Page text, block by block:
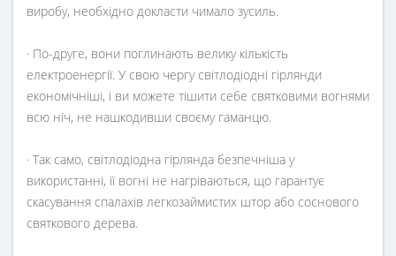
виробу, необхідно докласти чимало зусиль.
· По-друге, вони поглинають велику кількість
електроенергії. У свою чергу світлодіодні гірлянди
економічніші, і ви можете тішити себе святковими вогнями
всю ніч, не нашкодивши своєму гаманцю.
· Так само, світлодіодна гірлянда безпечніша у
використанні, її вогні не нагріваються, що гарантує
скасування спалахів легкозаймистих штор або соснового
святкового дерева.